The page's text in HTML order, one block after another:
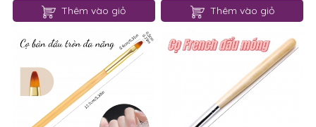
Thêm vào giỏ Thêm vào giỏ